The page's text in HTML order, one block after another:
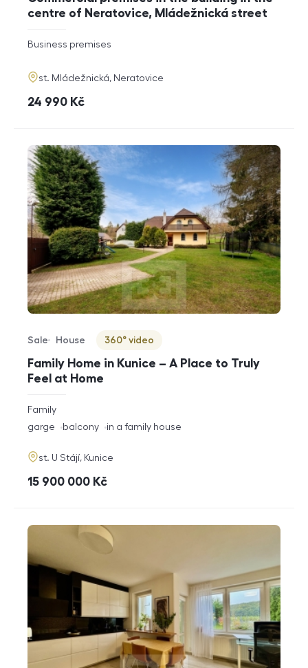
centre of Neratovice, Mládežnická street
rozměry
disposition
Business premises
adresa
st. Mládežnická, Neratovice
cena
24 990 Kč
Family Home in Kunice – A Place to Truly
Feel at Home
Offer type
Sale
Property type
House
Virtuální prohlídka
360° video
rozměry
disposition
Family
funkce
garge balcony in a family house
adresa
st. U Stájí, Kunice
cena
15 900 000 Kč